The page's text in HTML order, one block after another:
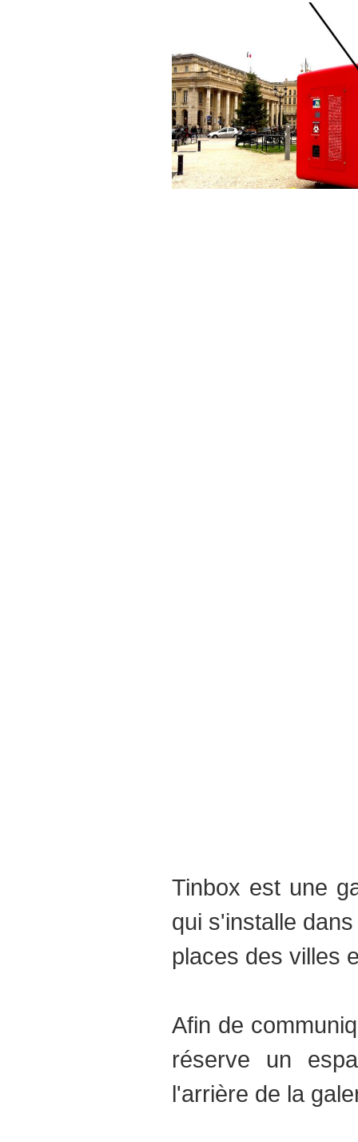
Tinbox est une
qui s'installe
places des villes
Afin de
réserve un
l'arrière de la